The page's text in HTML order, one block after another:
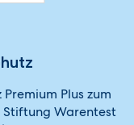
Plus zum
Stiftung Warentest